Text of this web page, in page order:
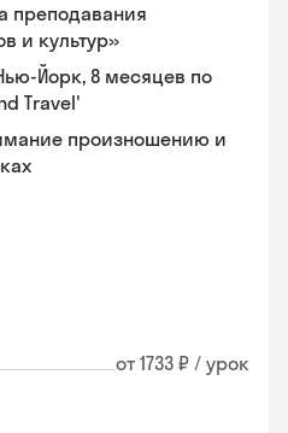
преподавания
и культур»
Йорк, 8 месяцев по
Travel'
произношению и
от 1733 ₽ / урок